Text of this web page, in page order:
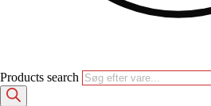
Products search